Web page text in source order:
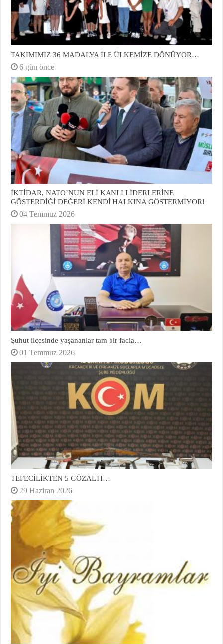
TAKIMIMIZ 36 MADALYA İLE ÜLKEMİZE DÖNÜYOR…
6 gün önce
İKTİDAR, NATO’NUN ELİ KANLI LİDERLERİNE
GÖSTERDİĞİ DEĞERİ KENDİ HALKINA GÖSTERMİYOR!
04 Temmuz 2026
Şuhut ilçesinde yaşananlar tam bir facia…
01 Temmuz 2026
TEFECİLİKTEN 5 GÖZALTI…
29 Haziran 2026